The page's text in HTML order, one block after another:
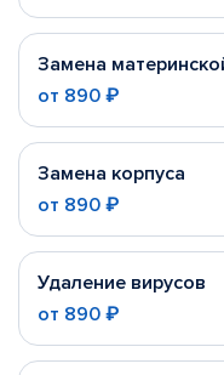
Замена
от 890 ₽
Замена корпуса
от 890 ₽
Удаление вирусов
от 890 ₽